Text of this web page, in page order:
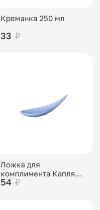
Креманка 250 мл
33 ₽
Ложка для
комплимента Капля
белая пластик 145х45
54 ₽